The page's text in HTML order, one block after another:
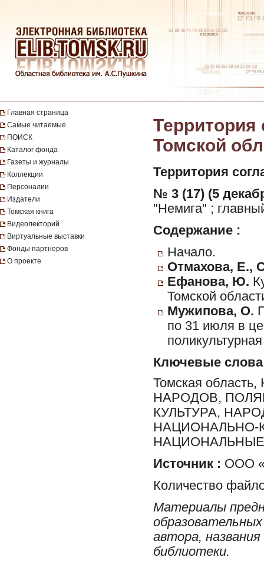
Главная страница
Самые читаемые
ПОИСК
Каталог фонда
Газеты и журналы
Коллекции
Персоналии
Издатели
Томская книга
Видеолекторий
Виртуальные выставки
Фонды партнеров
О проекте
Территория
Томской
Территория
№ 3 (17) (5
"Немига" ;
Содержание :
Начало.
Отмахова, Е.,
Ефанова, Ю.
Томской
Мужипова, О.
по 31 июля в
Ключевые слова
Томская
НАРОДОВ,
КУЛЬТУРА,
НАЦИОНАЛЬНО-
Источник : ООО
Количество
Материалы
автора,
библиотеки.